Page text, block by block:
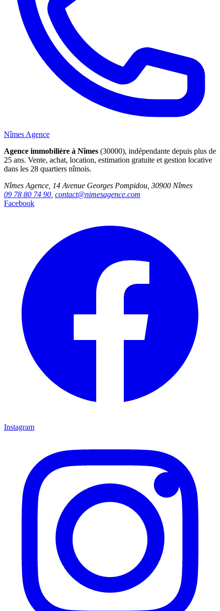
Nîmes Agence
Agence immobilière à Nîmes (30000), indépendante depuis plus de
25 ans. Vente, achat, location, estimation gratuite et gestion locative
dans les 28 quartiers nîmois.
Nîmes Agence, 14 Avenue Georges Pompidou, 30900 Nîmes
09 78 80 74 90 contact@nimesagence.com
Facebook
Instagram